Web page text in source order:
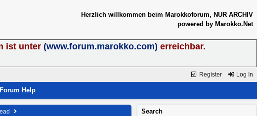
Herzlich willkommen beim Marokkoforum, NUR ARCHIV
powered by Marokko.Net
ist unter (www.forum.marokko.com) erreichbar.
Register Log In
Forum Help
Search